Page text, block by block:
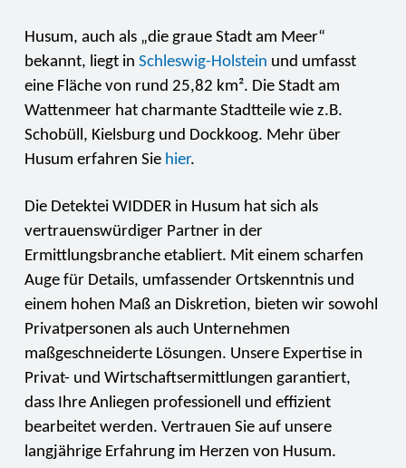
Husum, auch als „die graue Stadt am Meer“
bekannt, liegt in Schleswig-Holstein und umfasst
eine Fläche von rund 25,82 km². Die Stadt am
Wattenmeer hat charmante Stadtteile wie z.B.
Schobüll, Kielsburg und Dockkoog. Mehr über
Husum erfahren Sie hier.
Die Detektei WIDDER in Husum hat sich als
vertrauenswürdiger Partner in der
Ermittlungsbranche etabliert. Mit einem scharfen
Auge für Details, umfassender Ortskenntnis und
einem hohen Maß an Diskretion, bieten wir sowohl
Privatpersonen als auch Unternehmen
maßgeschneiderte Lösungen. Unsere Expertise in
Privat- und Wirtschaftsermittlungen garantiert,
dass Ihre Anliegen professionell und effizient
bearbeitet werden. Vertrauen Sie auf unsere
langjährige Erfahrung im Herzen von Husum.